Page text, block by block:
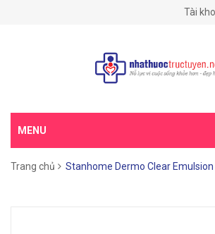
Tài
MENU
Trang chủ Stanhome Dermo Clear